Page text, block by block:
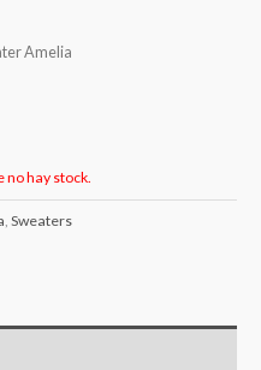
Amelia
hay stock.
Sweaters